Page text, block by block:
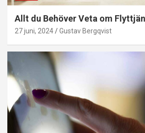
Allt du Behöver Veta om
27 juni, 2024 Gustav Bergqvist